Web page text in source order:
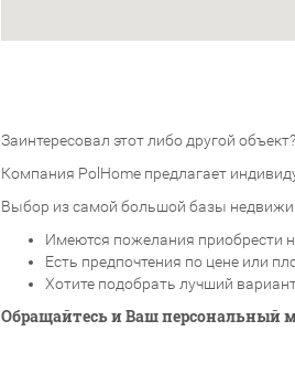
Заинтересовал этот либо другой
Компания PolHome предлагает
Выбор из самой большой базы
Имеются пожелания приобрести
Есть предпочтения по цене или
Хотите подобрать лучший
Обращайтесь и Ваш персональный